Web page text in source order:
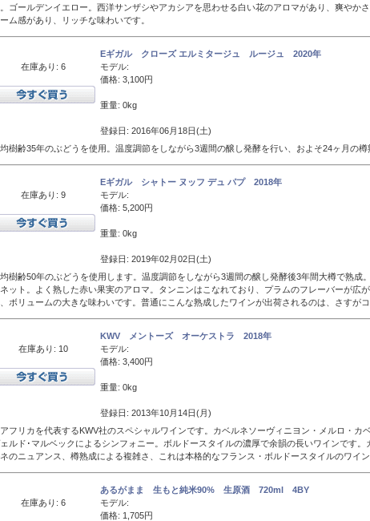
ゴールデンイエロー。西洋サンザシやアカシアを思わせる白い花のアロマがあり、爽やか
ーム感があり、リッチな味わいです。
在庫あり: 6
Eギガル クローズ エルミタージュ ルージュ 2020年
モデル:
価格: 3,100円
重量: 0kg
登録日: 2016年06月18日(土)
樹齢35年のぶどうを使用。温度調節をしながら3週間の醸し発酵を行い、およそ24ヶ月の樽
在庫あり: 9
Eギガル シャトー ヌッフ デュ パプ 2018年
モデル:
価格: 5,200円
重量: 0kg
登録日: 2019年02月02日(土)
樹齢50年のぶどうを使用します。温度調節をしながら3週間の醸し発酵後3年間大樽で熟成
ット。よく熟した赤い果実のアロマ。タンニンはこなれており、プラムのフレーバーが広
ボリュームの大きな味わいです。普通にこんな熟成したワインが出荷されるのは、さすが
在庫あり: 10
KWV メントーズ オーケストラ 2018年
モデル:
価格: 3,400円
重量: 0kg
登録日: 2013年10月14日(月)
フリカを代表するKWV社のスペシャルワインです。カベルネソーヴィニヨン・メルロ・カ
ルド･マルベックによるシンフォニー。ボルドースタイルの濃厚で余韻の長いワインです。
のニュアンス、樽熟成による複雑さ、これは本格的なフランス・ボルドースタイルのワイ
在庫あり: 6
あるがまま 生もと純米90% 生原酒 720ml 4BY
モデル:
価格: 1,705円